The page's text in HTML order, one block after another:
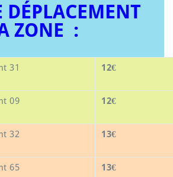
DÉPLACEMENT
ZONE :
31 12€
09 12€
32 13€
65 13€